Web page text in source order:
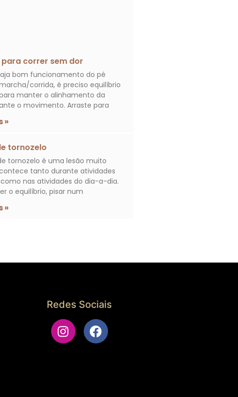
para correr sem dor
bom funcionamento do pé
corrida, é preciso equilíbrio
manter o alinhamento da
o movimento. Arraste para
»
tornozelo
tornozelo é uma lesão muito
tanto durante atividades
nas atividades do dia-a-dia.
o equilíbrio, pisar num
»
Redes Sociais